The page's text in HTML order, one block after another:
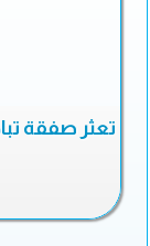
تعثر صفقة